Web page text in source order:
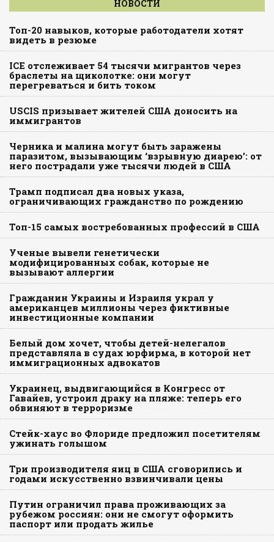
НОВОСТИ
Топ-20 навыков, которые работодатели хотят
видеть в резюме
ICE отслеживает 54 тысячи мигрантов через
браслеты на щиколотке: они могут
перегреваться и бить током
USCIS призывает жителей США доносить на
иммигрантов
Черника и малина могут быть заражены
паразитом, вызывающим ‘взрывную диарею’: от
него пострадали уже тысячи людей в США
Трамп подписал два новых указа,
ограничивающих гражданство по рождению
Топ-15 самых востребованных профессий в США
Ученые вывели генетически
модифицированных собак, которые не
вызывают аллергии
Гражданин Украины и Израиля украл у
американцев миллионы через фиктивные
инвестиционные компании
Белый дом хочет, чтобы детей-нелегалов
представляла в судах юрфирма, в которой нет
иммиграционных адвокатов
Украинец, выдвигающийся в Конгресс от
Гавайев, устроил драку на пляже: теперь его
обвиняют в терроризме
Стейк-хаус во Флориде предложил посетителям
ужинать голышом
Три производителя яиц в США сговорились и
годами искусственно взвинчивали цены
Путин ограничил права проживающих за
рубежом россиян: они не смогут оформить
паспорт или продать жилье